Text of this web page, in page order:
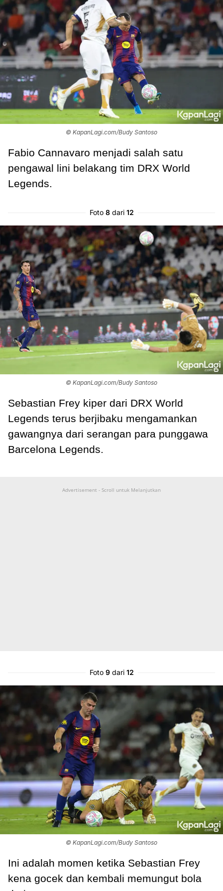
© KapanLagi.com/Budy Santoso
Fabio Cannavaro menjadi salah satu
pengawal lini belakang tim DRX World
Legends.
Foto 8dari 12
© KapanLagi.com/Budy Santoso
Sebastian Frey kiper dari DRX World
Legends terus berjibaku mengamankan
gawangnya dari serangan para punggawa
Barcelona Legends.
Advertisement - Scroll untuk Melanjutkan
Foto 9dari 12
© KapanLagi.com/Budy Santoso
Ini adalah momen ketika Sebastian Frey
kena gocek dan kembali memungut bola